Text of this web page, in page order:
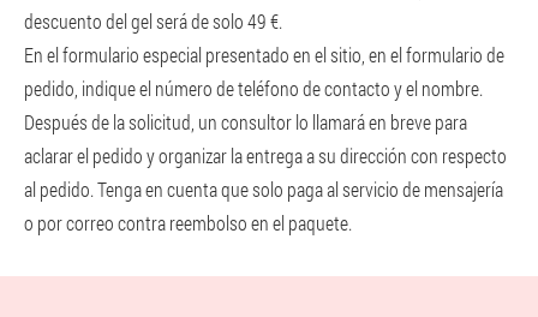
descuento del gel será de solo 49 €.
En el formulario especial presentado en el sitio, en el formulario de
pedido, indique el número de teléfono de contacto y el nombre.
Después de la solicitud, un consultor lo llamará en breve para
aclarar el pedido y organizar la entrega a su dirección con respecto
al pedido. Tenga en cuenta que solo paga al servicio de mensajería
o por correo contra reembolso en el paquete.